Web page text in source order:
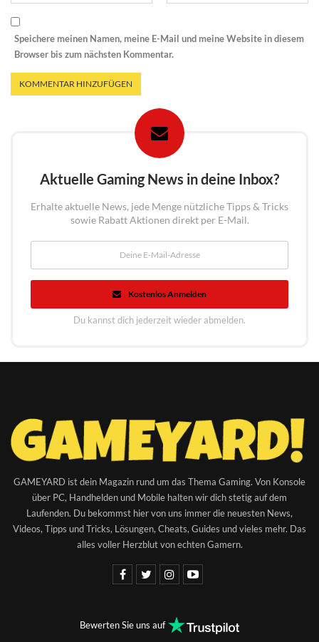
Speichere meinen Namen, meine E-Mail und meine Website in diesem
Browser bis zum nächsten Kommentar.
Aktuelle Gaming News in deine Inbox?
Erhalte aktuelle News, jede Menge nützliche Tipps & Tricks
sowie Rabatt Aktionen direkt per E-Mail.
Kostenlos Anmelden
Du kannst dich jederzeit wieder abmelden.
GAMEYARD ist dein Magazin rund um das Thema Gaming. Von Konsole
über PC, Handhelden und Mobile halten wir dich stetig auf dem
Laufenden. Du bekommst hier von uns immer die neuesten News,
Videos, Tipps und Tricks, Lösungen, Cheats, Guides und vieles mehr. Das
alles voller Herzblut von echten Gamern.
Bewerten Sie uns auf